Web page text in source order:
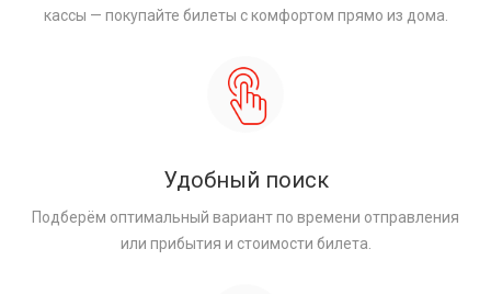
кассы — покупайте билеты с комфортом прямо из дома.
Удобный поиск
Подберём оптимальный вариант по времени отправления
или прибытия и стоимости билета.